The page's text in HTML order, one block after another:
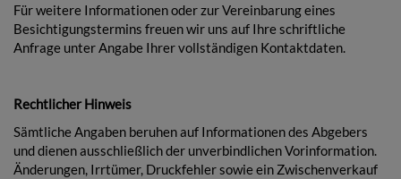
Für weitere Informationen oder zur Vereinbarung eines
Besichtigungstermins freuen wir uns auf Ihre schriftliche
Anfrage unter Angabe Ihrer vollständigen Kontaktdaten.
Rechtlicher Hinweis
Sämtliche Angaben beruhen auf Informationen des Abgebers
und dienen ausschließlich der unverbindlichen Vorinformation.
Änderungen, Irrtümer, Druckfehler sowie ein Zwischenverkauf